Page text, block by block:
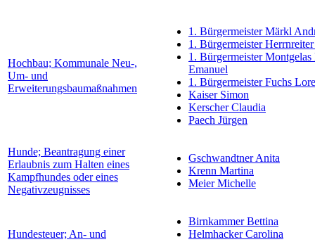
Hochbau; Kommunale Neu-,
Um- und
Erweiterungsbaumaßnahmen
1. Bürgermeister Märkl
1. Bürgermeister Herrnreiter
1. Bürgermeister
Emanuel
1. Bürgermeister Fuchs
Kaiser Simon
Kerscher Claudia
Paech Jürgen
Hunde; Beantragung einer
Erlaubnis zum Halten eines
Kampfhundes oder eines
Negativzeugnisses
Gschwandtner Anita
Krenn Martina
Meier Michelle
Hundesteuer; An- und
Birnkammer Bettina
Helmhacker Carolina